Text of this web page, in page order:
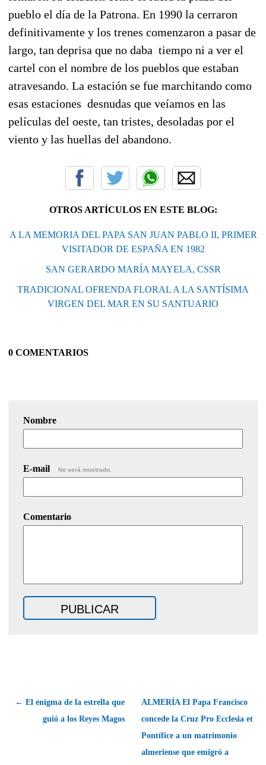
pueblo el día de la Patrona. En 1990 la cerraron
definitivamente y los trenes comenzaron a pasar de
largo, tan deprisa que no daba tiempo ni a ver el
cartel con el nombre de los pueblos que estaban
atravesando. La estación se fue marchitando como
esas estaciones desnudas que veíamos en las
películas del oeste, tan tristes, desoladas por el
viento y las huellas del abandono.
OTROS ARTÍCULOS EN ESTE BLOG:
A LA MEMORIA DEL PAPA SAN JUAN PABLO II, PRIMER
VISITADOR DE ESPAÑA EN 1982
SAN GERARDO MARÍA MAYELA, CSSR
TRADICIONAL OFRENDA FLORAL A LA SANTÍSIMA
VIRGEN DEL MAR EN SU SANTUARIO
0 COMENTARIOS
Nombre
E-mail No será mostrado.
Comentario
← El enigma de la estrella que
guió a los Reyes Magos
ALMERÍA El Papa Francisco
concede la Cruz Pro Ecclesia et
Pontífice a un matrimonio
almeriense que emigró a